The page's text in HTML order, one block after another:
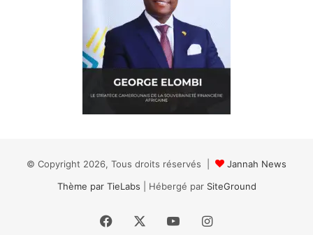
© Copyright 2026, Tous droits réservés |
Jannah News
Thème par TieLabs | Hébergé par SiteGround
Facebook YouTubeInstagram